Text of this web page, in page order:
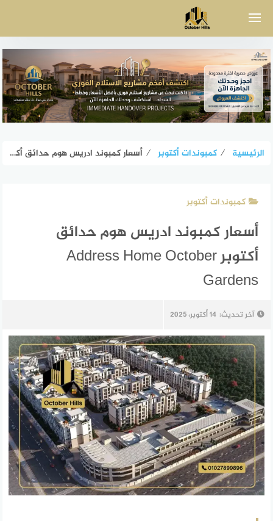
الرئيسية ⁄ كمبوندات أكتوبر ⁄ أسعار كمبوند ادريس هوم حدائق أكتوبر Address Home October Gardens
كمبوندات أكتوبر
أسعار كمبوند ادريس هوم حدائق
أكتوبر Address Home October
Gardens
آخر تحديث: 14 أكتوبر، 2025